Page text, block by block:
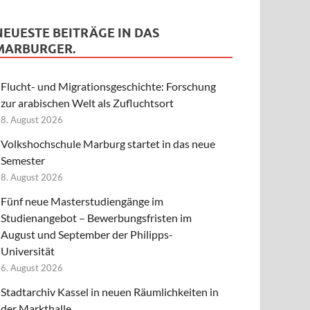
BEITRÄGE IN DAS
Flucht- und Migrationsgeschichte: Forschung
zur arabischen Welt als Zufluchtsort
8. August 2026
Volkshochschule Marburg startet in das neue
Semester
8. August 2026
Fünf neue Masterstudiengänge im
Studienangebot – Bewerbungsfristen im
August und September der Philipps-
Universität
6. August 2026
Stadtarchiv Kassel in neuen Räumlichkeiten in